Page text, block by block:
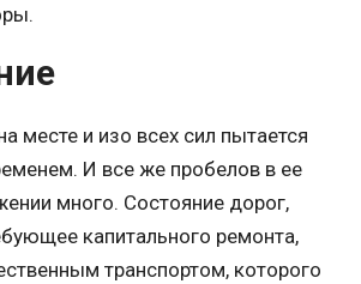
месте и изо всех сил пытается
И все же пробелов в ее
много. Состояние дорог,
капитального ремонта,
транспортом, которого